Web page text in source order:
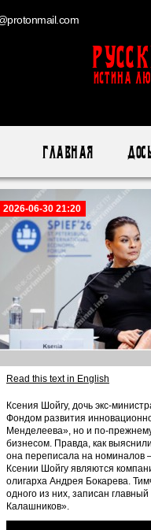
ИСТИНА
Главная
2026-06-30 21:20
Read this text in English
Ксения Шойгу, дочь экс-
Фондом развития
Менделеева», но и по-
бизнесом. Правда, как
она переписала на номиналов
Ксении Шойгу являются
олигарха Андрея Бокарева.
одного из них, записан
Калашников».